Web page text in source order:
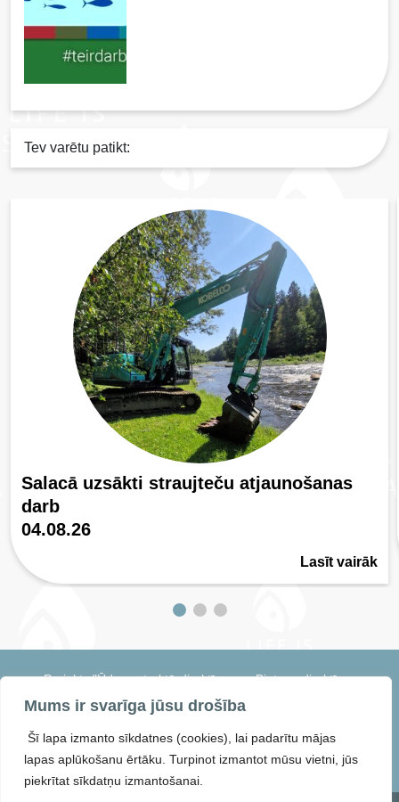
Mums ir svarīga jūsu drošība
Šī lapa izmanto sīkdatnes (cookies), lai padarītu mājas
lapas aplūkošanu ērtāku. Turpinot izmantot mūsu vietni, jūs
piekrītat sīkdatņu izmantošanai.
Tev varētu patikt:
Salacā uzsākti straujteču atjaunošanas
darb
04.08.26
Lasīt vairāk
Projekts "Ūdens struktūrdirektīvas un Biotopu direktīvas
īstenošana saldūdeņu kvalitātes uzlabošanai Salacas daļbaseinā"
ENV-LV-LIFE IS SALACA